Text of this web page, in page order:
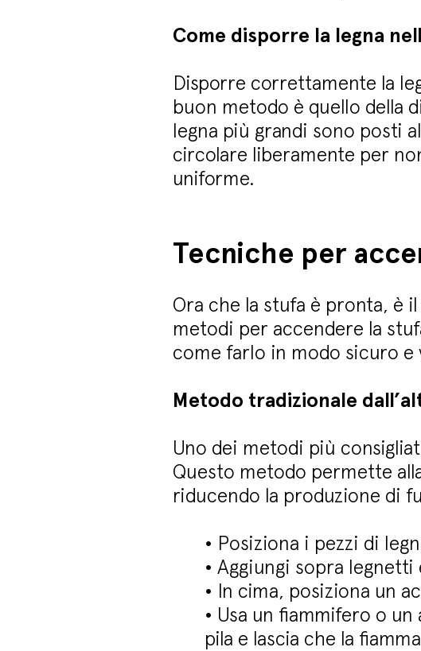
Come disporre la legna
Disporre correttamente la
buon metodo è quello della
legna più grandi sono posti
circolare liberamente per
uniforme.
Tecniche per
Ora che la stufa è pronta, è
metodi per accendere la
come farlo in modo sicuro e
Metodo tradizionale
Uno dei metodi più
Questo metodo permette
riducendo la produzione di
• Posiziona i pezzi di
• Aggiungi sopra
• In cima, posiziona un
• Usa un fiammifero o
pila e lascia che la